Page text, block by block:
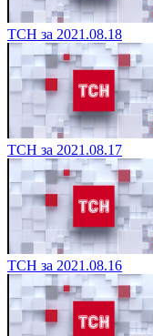
ТСН за 2021.08.18
ТСН за 2021.08.17
ТСН за 2021.08.16